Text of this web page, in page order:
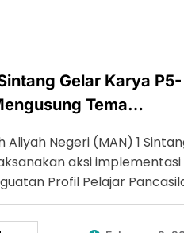
Gelar Karya P5-
Tema
Aliyah Negeri (MAN) 1
aksi implementasi
Profil Pelajar